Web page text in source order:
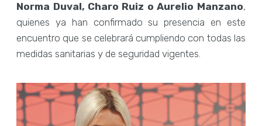
Norma Duval, Charo Ruiz o Aurelio Manzano,
quienes ya han confirmado su presencia en este
encuentro que se celebrará cumpliendo con todas las
medidas sanitarias y de seguridad vigentes.